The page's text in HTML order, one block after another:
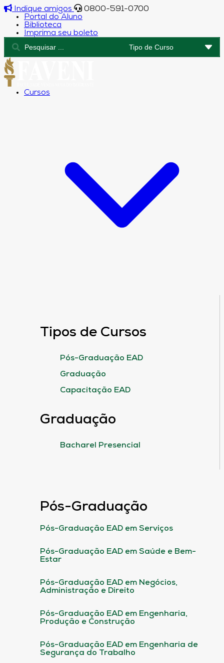
Indique amigos
0800-591-0700
Portal do Aluno
Biblioteca
Imprima seu boleto
Cursos
Tipos de Cursos
Pós-Graduação EAD
Graduação
Capacitação EAD
Graduação
Bacharel Presencial
Pós-Graduação
Pós-Graduação EAD em Serviços
Pós-Graduação EAD em Saúde e Bem-
Estar
Pós-Graduação EAD em Negócios,
Administração e Direito
Pós-Graduação EAD em Engenharia,
Produção e Construção
Pós-Graduação EAD em Engenharia de
Segurança do Trabalho